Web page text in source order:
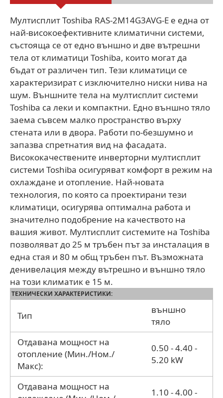
Мултисплит Toshiba RAS-2M14G3AVG-E е една от
най-високоефективните климатични системи,
състояща се от едно външно и две вътрешни
тела от климатици Toshiba, които могат да
бъдат от различен тип. Тези климатици се
характеризират с изключително ниски нива на
шум. Външните тела на мултисплит системи
Toshiba са леки и компактни. Едно външно тяло
заема съвсем малко пространство върху
стената или в двора. Работи по-безшумно и
запазва спретнатия вид на фасадата.
Висококачествените инверторни мултисплит
системи Toshiba осигуряват комфорт в режим на
охлаждане и отопление. Най-новата
технология, по която са проектирани тези
климатици, осигурява оптимална работа и
значително подобрение на качеството на
вашия живот. Мултисплит системите на Toshiba
позволяват до 25 м тръбен път за инсталация в
една стая и 80 м общ тръбен път. Възможната
денивелация между вътрешно и външно тяло
на този климатик е 15 м.
ТЕХНИЧЕСКИ ХАРАКТЕРИСТИКИ:
Тип
външно
тяло
Отдавана мощност на
отопление (Мин./Ном./
Макс):
0.50 - 4.40 -
5.20 kW
Отдавана мощност на
1.10 - 4.00 -